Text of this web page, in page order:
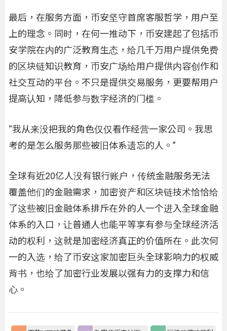
最后，在服务方面，币安坚守首席客服哲学，用户至
上的理念。同时，在何一推动下，币安建起了包括币
安学院在内的广泛教育生态，给几千万用户提供免费
的区块链知识教育，币安广场给用户提供内容创作和
社交互动的平台。不只是提供交易服务，更要帮用户
提高认知，降低参与数字经济的门槛。
“我从来没把我的角色仅仅看作经营一家公司。我思
考的是怎么服务那些被旧体系遗忘的人。”
全球有近20亿人没有银行账户，传统金融服务无法
覆盖他们的金融需求，加密资产和区块链技术恰恰给
了这些被旧金融体系排斥在外的人一个进入全球金融
体系的入口，让普通人也能平等享有参与全球经济活
动的权利，这就是加密经济真正的价值所在。此次何
一的入选，给了币安这家加密巨头全球影响力的权威
背书，也给了加密行业发展以强有力的支撑力和信
心。